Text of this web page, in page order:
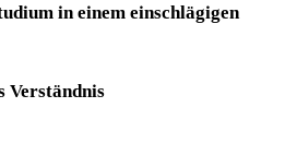
in einem einschlägigen
Verständnis